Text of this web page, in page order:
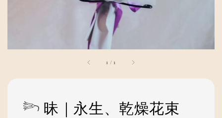
1 /1
𓆸 昧｜永生、乾燥花束